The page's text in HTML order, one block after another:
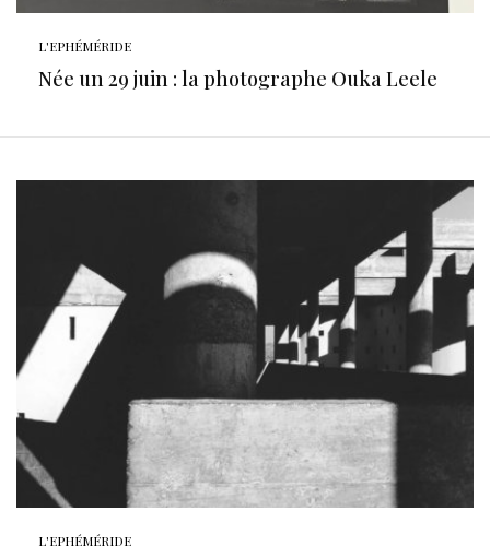
L'EPHÉMÉRIDE
Née un 29 juin : la photographe Ouka Leele
L'EPHÉMÉRIDE